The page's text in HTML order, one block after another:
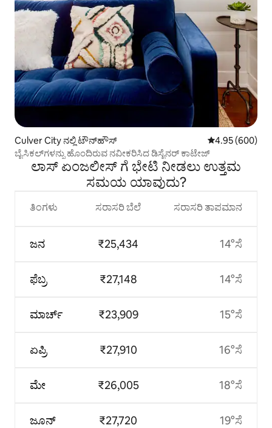
Culver City ನಲ್ಲಿ ಟೌನ್‌ಹೌಸ್ 5 ರಲ್ಲಿ 4.95
4.95 (600)
ಬೈಸಿಕಲ್‌ಗಳನ್ನು ಹೊಂದಿರುವ ನವೀಕರಿಸಿದ ಡಿಸೈನರ್ ಕಾಟೇಜ್
ಲಾಸ್ ಏಂಜಲೀಸ್ ಗೆ ಭೇಟಿ ನೀಡಲು ಉತ್ತಮ
ಸಮಯ ಯಾವುದು?
ತಿಂಗಳು
ಜನ
ಫೆಬ್ರ
ಮಾರ್ಚ್
ಏಪ್ರಿ
ಮೇ
ಜೂನ್
ಸರಾಸರಿ ಬೆಲೆ
₹25,434
₹27,148
₹23,909
₹27,910
₹26,005
₹27,720
ಸರಾಸರಿ ತಾಪಮಾನ
14°ಸೆ
14°ಸೆ
15°ಸೆ
16°ಸೆ
18°ಸೆ
19°ಸೆ